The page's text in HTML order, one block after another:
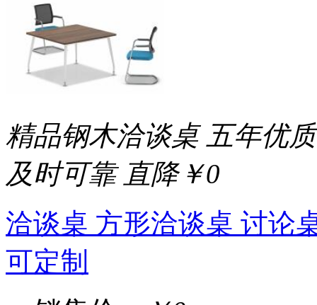
精品钢木洽谈桌 五年优
及时可靠 直降￥0
洽谈桌 方形洽谈桌 讨论
可定制